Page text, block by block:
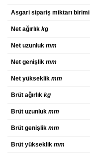
Asgari sipariş miktarı birimi
Net ağırlık kg
Net uzunluk mm
Net genişlik mm
Net yükseklik mm
Brüt ağırlık kg
Brüt uzunluk mm
Brüt genişlik mm
Brüt yükseklik mm